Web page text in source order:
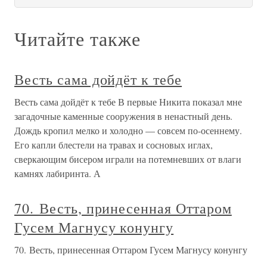
Читайте также
Весть сама дойдёт к тебе
Весть сама дойдёт к тебе В первые Никита показал мне
загадочные каменные сооружения в ненастный день.
Дождь кропил мелко и холодно — совсем по-осеннему.
Его капли блестели на травах и сосновых иглах,
сверкающим бисером играли на потемневших от влаги
камнях лабиринта. А
70. Весть, принесенная Оттаром
Гусем Магнусу конунгу
70. Весть, принесенная Оттаром Гусем Магнусу конунгу